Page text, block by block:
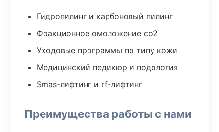
Гидропилинг и карбоновый пилинг
Фракционное омоложение co2
Уходовые программы по типу кожи
Медицинский педикюр и подология
Smas-лифтинг и rf-лифтинг
Преимущества работы с нами